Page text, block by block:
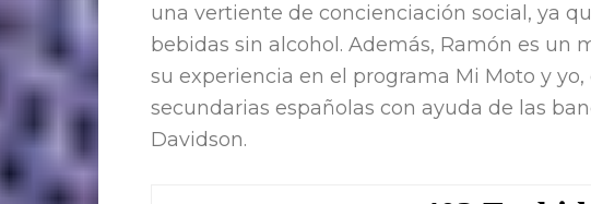
una vertiente de concienciación social, ya
bebidas sin alcohol. Además, Ramón es un
su experiencia en el programa Mi Moto y
secundarias españolas con ayuda de las
Davidson.